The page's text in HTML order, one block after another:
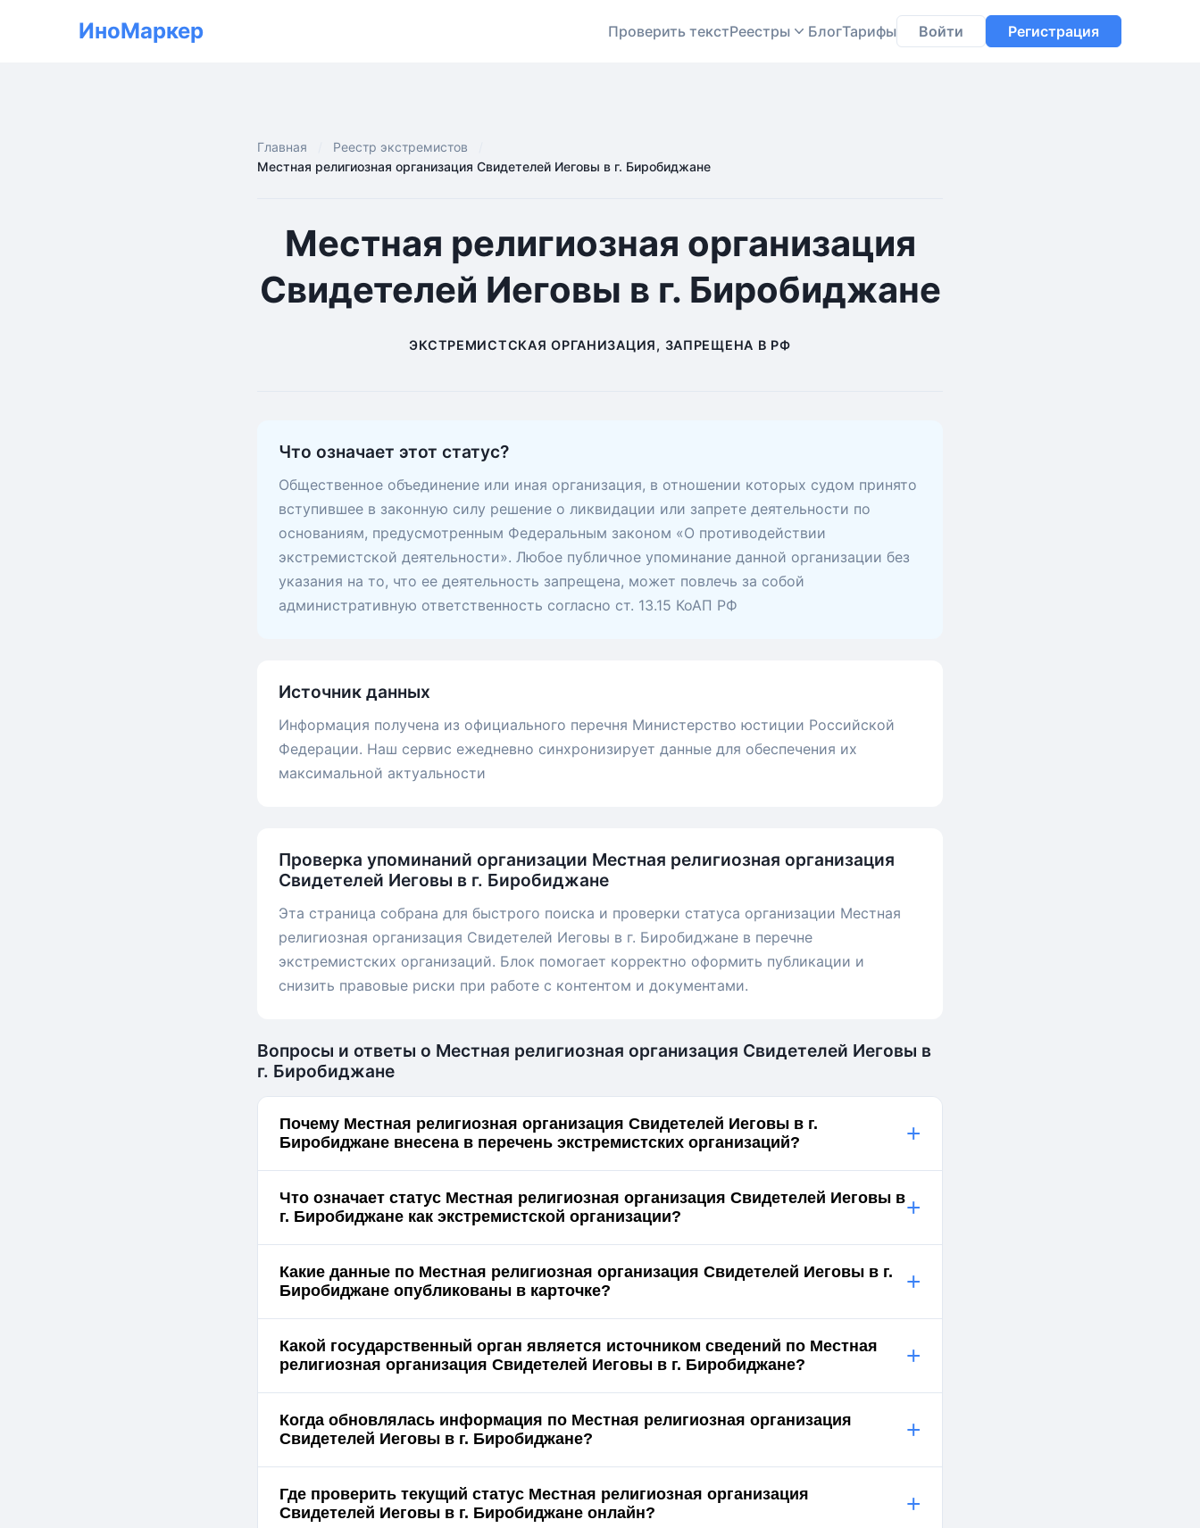
ИноМаркер Проверить текстРеестры БлогТарифы Войти Регистрация
Главная
Реестр экстремистов
Местная религиозная организация Свидетелей Иеговы в г. Биробиджане
Местная религиозная организация
Свидетелей Иеговы в г. Биробиджане
ЭКСТРЕМИСТСКАЯ ОРГАНИЗАЦИЯ, ЗАПРЕЩЕНА В РФ
Что означает этот статус?
Общественное объединение или иная организация, в отношении которых судом принято
вступившее в законную силу решение о ликвидации или запрете деятельности по
основаниям, предусмотренным Федеральным законом «О противодействии
экстремистской деятельности». Любое публичное упоминание данной организации без
указания на то, что ее деятельность запрещена, может повлечь за собой
административную ответственность согласно ст. 13.15 КоАП РФ
Источник данных
Информация получена из официального перечня Министерство юстиции Российской
Федерации. Наш сервис ежедневно синхронизирует данные для обеспечения их
максимальной актуальности
Проверка упоминаний организации Местная религиозная организация
Свидетелей Иеговы в г. Биробиджане
Эта страница собрана для быстрого поиска и проверки статуса организации Местная
религиозная организация Свидетелей Иеговы в г. Биробиджане в перечне
экстремистских организаций. Блок помогает корректно оформить публикации и
снизить правовые риски при работе с контентом и документами.
Вопросы и ответы о Местная религиозная организация Свидетелей Иеговы в
г. Биробиджане
Почему Местная религиозная организация Свидетелей Иеговы в г.
Биробиджане внесена в перечень экстремистских организаций?
+
Что означает статус Местная религиозная организация Свидетелей Иеговы в
г. Биробиджане как экстремистской организации?
+
Какие данные по Местная религиозная организация Свидетелей Иеговы в г.
Биробиджане опубликованы в карточке?
+
Какой государственный орган является источником сведений по Местная
религиозная организация Свидетелей Иеговы в г. Биробиджане?
+
Когда обновлялась информация по Местная религиозная организация
Свидетелей Иеговы в г. Биробиджане?
+
Где проверить текущий статус Местная религиозная организация
Свидетелей Иеговы в г. Биробиджане онлайн?
+